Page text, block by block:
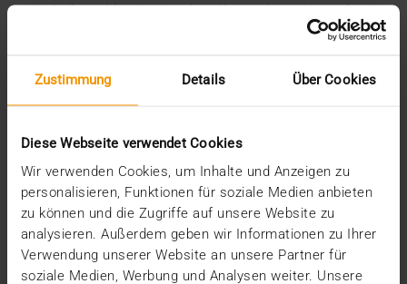
Zustimmung Details Über Cookies
Diese Webseite verwendet Cookies
Wir verwenden Cookies, um Inhalte und Anzeigen zu
personalisieren, Funktionen für soziale Medien anbieten
zu können und die Zugriffe auf unsere Website zu
analysieren. Außerdem geben wir Informationen zu Ihrer
Verwendung unserer Website an unsere Partner für
soziale Medien, Werbung und Analysen weiter. Unsere
met à disposition les dossiers électroniques du patient
(DEP). Actuellement, aucune information n’est encore
de la Source est en faveur de cette procédure pour le
bien des patientes et des patients qui restent en
définitive propriétaire des données.